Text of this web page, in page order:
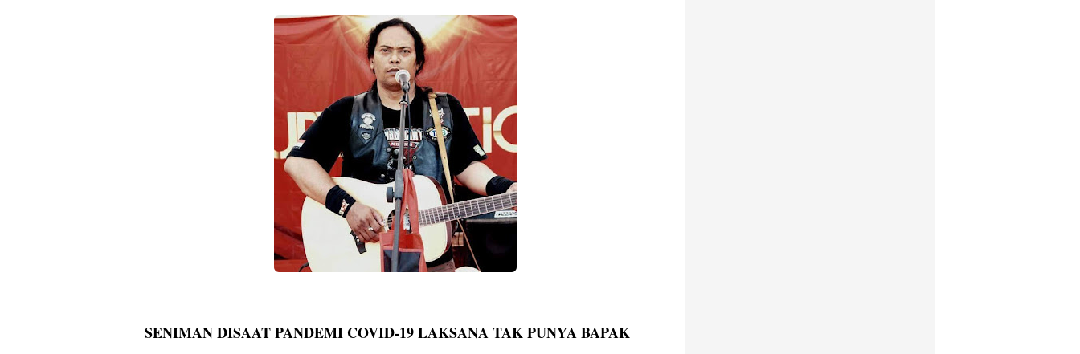
SENIMAN DISAAT PANDEMI COVID-19 LAKSANA TAK PUNYA BAPAK